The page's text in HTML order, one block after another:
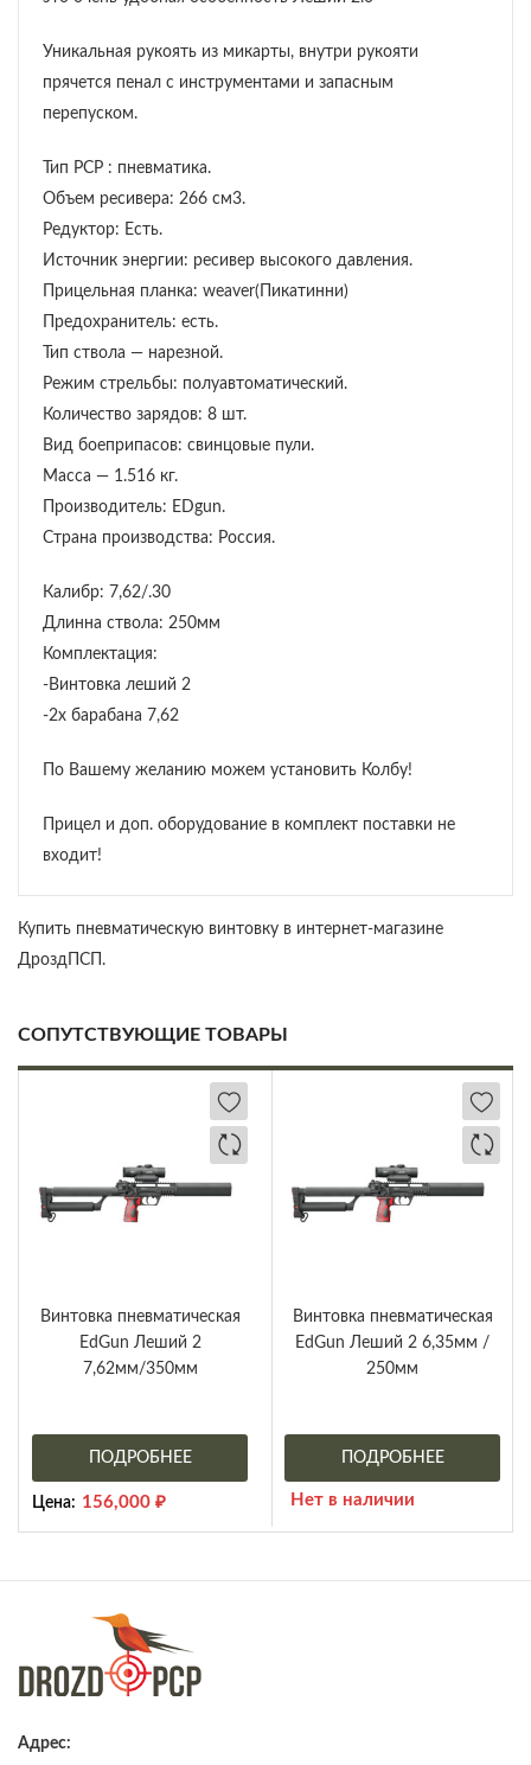
Уникальная рукоять из микарты, внутри рукояти
прячется пенал с инструментами и запасным
перепуском.
Тип PCP : пневматика.
Объем ресивера: 266 см3.
Редуктор: Есть.
Источник энергии: ресивер высокого давления.
Прицельная планка: weaver(Пикатинни)
Предохранитель: есть.
Тип ствола — нарезной.
Режим стрельбы: полуавтоматический.
Количество зарядов: 8 шт.
Вид боеприпасов: свинцовые пули.
Масса — 1.516 кг.
Производитель: EDgun.
Страна производства: Россия.
Калибр: 7,62/.30
Длинна ствола: 250мм
Комплектация:
-Винтовка леший 2
-2х барабана 7,62
По Вашему желанию можем установить Колбу!
Прицел и доп. оборудование в комплект поставки не
входит!
Купить пневматическую винтовку в интернет-магазине
ДроздПСП.
СОПУТСТВУЮЩИЕ ТОВАРЫ
Винтовка пневматическая
EdGun Леший 2
7,62мм/350мм
ПОДРОБНЕЕ
Цена: 156,000 ₽
Винтовка пневматическая
EdGun Леший 2 6,35мм /
250мм
ПОДРОБНЕЕ
Нет в наличии
Адрес: